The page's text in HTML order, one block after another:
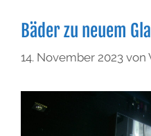
Bäder zu neuem
14. November 2023 von